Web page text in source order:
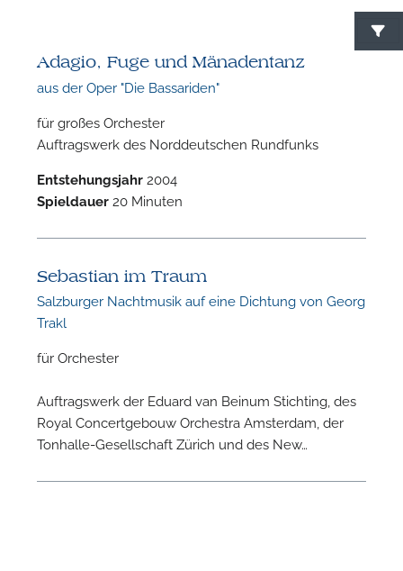
Adagio, Fuge und Mänadentanz
aus der Oper "Die Bassariden"
für großes Orchester
Auftragswerk des Norddeutschen Rundfunks
Entstehungsjahr 2004
Spieldauer 20 Minuten
Sebastian im Traum
Salzburger Nachtmusik auf eine Dichtung von Georg
Trakl
für Orchester
Auftragswerk der Eduard van Beinum Stichting, des
Royal Concertgebouw Orchestra Amsterdam, der
Tonhalle-Gesellschaft Zürich und des New…